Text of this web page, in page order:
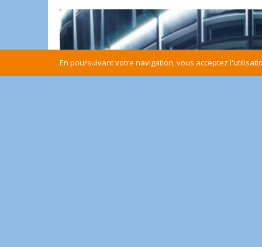
En poursuivant votre navigation, vous acceptez